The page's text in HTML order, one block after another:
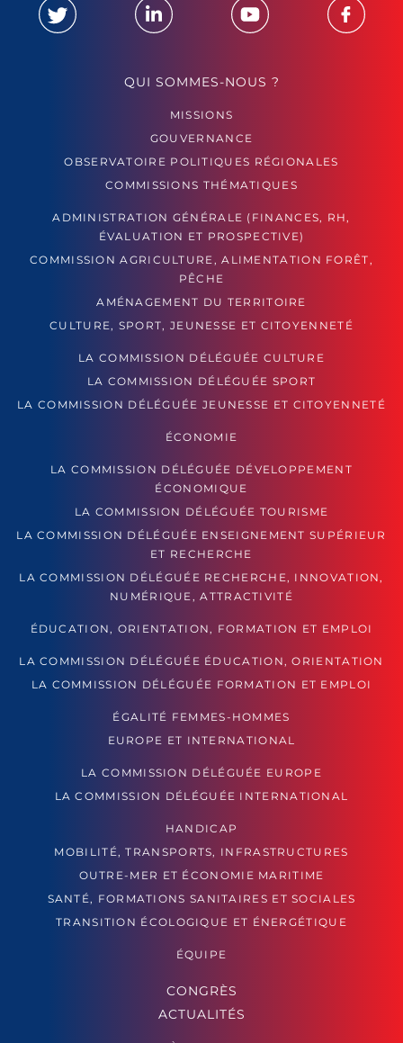
QUI SOMMES-NOUS ?
MISSIONS
GOUVERNANCE
OBSERVATOIRE POLITIQUES RÉGIONALES
COMMISSIONS THÉMATIQUES
ADMINISTRATION GÉNÉRALE (FINANCES, RH,
ÉVALUATION ET PROSPECTIVE)
COMMISSION AGRICULTURE, ALIMENTATION FORÊT,
PÊCHE
AMÉNAGEMENT DU TERRITOIRE
CULTURE, SPORT, JEUNESSE ET CITOYENNETÉ
LA COMMISSION DÉLÉGUÉE CULTURE
LA COMMISSION DÉLÉGUÉE SPORT
LA COMMISSION DÉLÉGUÉE JEUNESSE ET CITOYENNETÉ
ÉCONOMIE
LA COMMISSION DÉLÉGUÉE DÉVELOPPEMENT
ÉCONOMIQUE
LA COMMISSION DÉLÉGUÉE TOURISME
LA COMMISSION DÉLÉGUÉE ENSEIGNEMENT SUPÉRIEUR
ET RECHERCHE
LA COMMISSION DÉLÉGUÉE RECHERCHE, INNOVATION,
NUMÉRIQUE, ATTRACTIVITÉ
ÉDUCATION, ORIENTATION, FORMATION ET EMPLOI
LA COMMISSION DÉLÉGUÉE ÉDUCATION, ORIENTATION
LA COMMISSION DÉLÉGUÉE FORMATION ET EMPLOI
ÉGALITÉ FEMMES-HOMMES
EUROPE ET INTERNATIONAL
LA COMMISSION DÉLÉGUÉE EUROPE
LA COMMISSION DÉLÉGUÉE INTERNATIONAL
HANDICAP
MOBILITÉ, TRANSPORTS, INFRASTRUCTURES
OUTRE-MER ET ÉCONOMIE MARITIME
SANTÉ, FORMATIONS SANITAIRES ET SOCIALES
TRANSITION ÉCOLOGIQUE ET ÉNERGÉTIQUE
ÉQUIPE
CONGRÈS
ACTUALITÉS